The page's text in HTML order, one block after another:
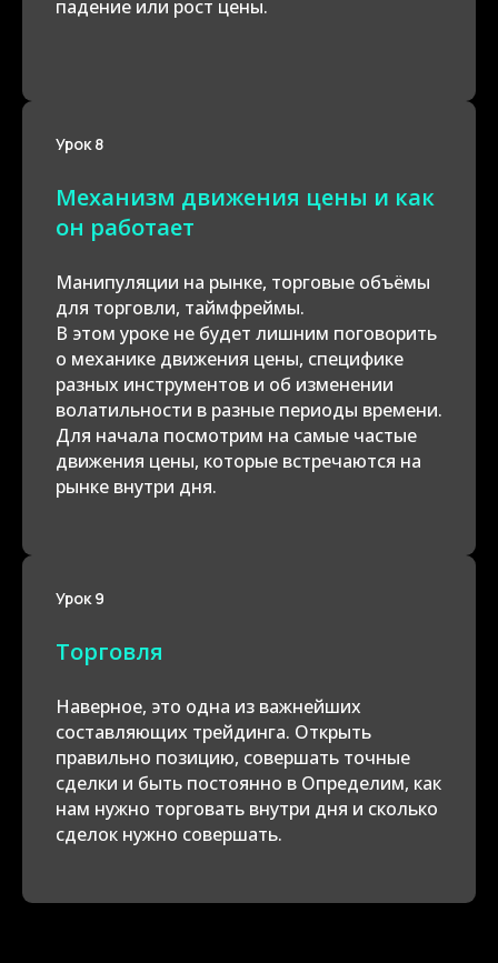
падение или рост цены.
Урок 8
Механизм движения цены и как
он работает
Манипуляции на рынке, торговые объёмы
для торговли, таймфреймы.
В этом уроке не будет лишним поговорить
о механике движения цены, специфике
разных инструментов и об изменении
волатильности в разные периоды времени.
Для начала посмотрим на самые частые
движения цены, которые встречаются на
рынке внутри дня.
Урок 9
Торговля
Наверное, это одна из важнейших
составляющих трейдинга. Открыть
правильно позицию, совершать точные
сделки и быть постоянно в Определим, как
нам нужно торговать внутри дня и сколько
сделок нужно совершать.